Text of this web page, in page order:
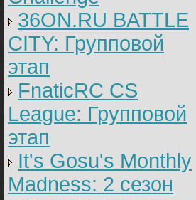
36ON.RU BATTLE
CITY: Групповой
этап
FnaticRC CS
League: Групповой
этап
It's Gosu's Monthly
Madness: 2 сезон